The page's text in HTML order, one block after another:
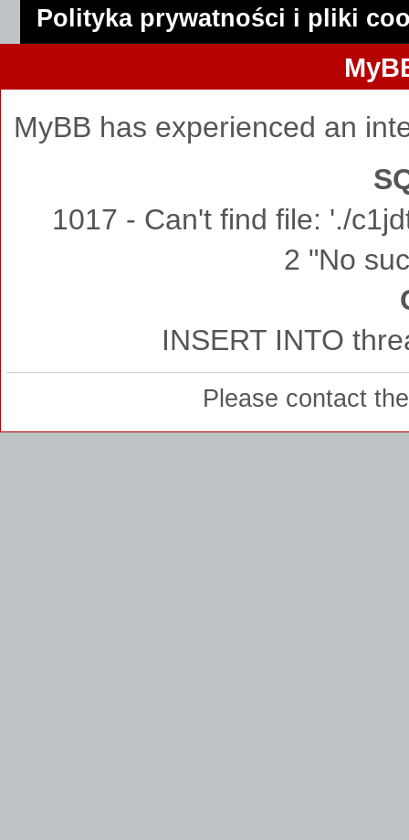
Polityka prywatności i pliki
MyBB has experienced an
1017 - Can't find file: './
2 "No
INSERT INTO
Please contact